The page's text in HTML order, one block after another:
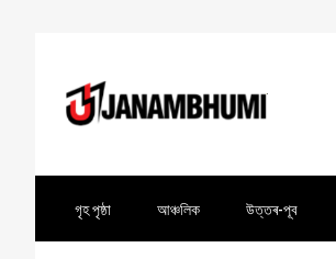
গৃহ পৃষ্ঠা আঞ্চলিক উত্তৰ-পূব